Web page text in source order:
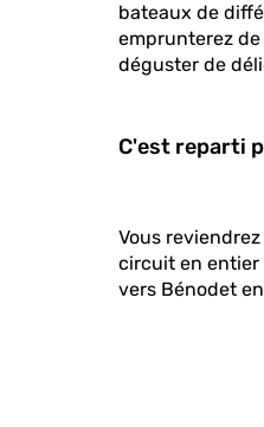
bateaux de
emprunterez
déguster de
C'est reparti
Vous
circuit en entier
vers Bénodet